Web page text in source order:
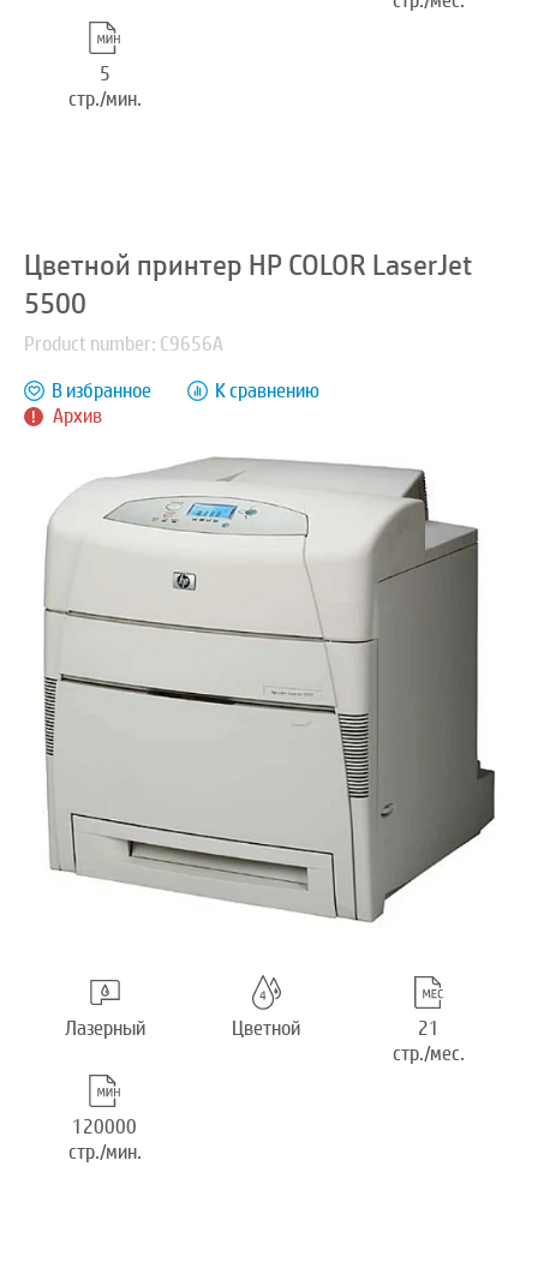
5
стр./мин.
Цветной принтер HP COLOR LaserJet
5500
Product number: C9656A
Архив
В избранное К сравнению
Лазерный Цветной
21
стр./мес.
120000
стр./мин.